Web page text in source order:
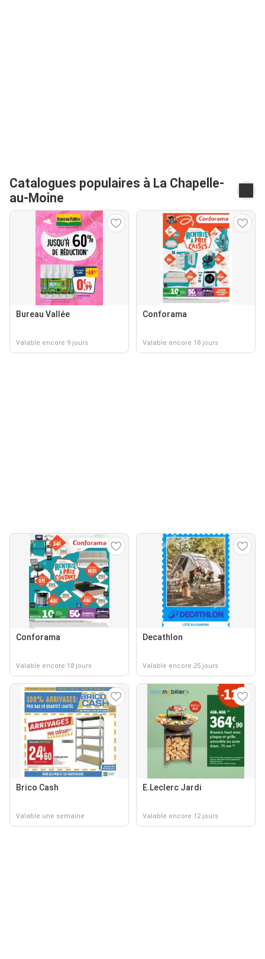
Catalogues populaires à La Chapelle-
au-Moine
Bureau Vallée
Valable encore 9 jours
Conforama
Valable encore 18 jours
Conforama
Valable encore 18 jours
Decathlon
Valable encore 25 jours
Brico Cash
Valable une semaine
E.Leclerc Jardi
Valable encore 12 jours